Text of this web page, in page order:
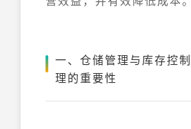
一、仓储管理与库存控
理的重要性